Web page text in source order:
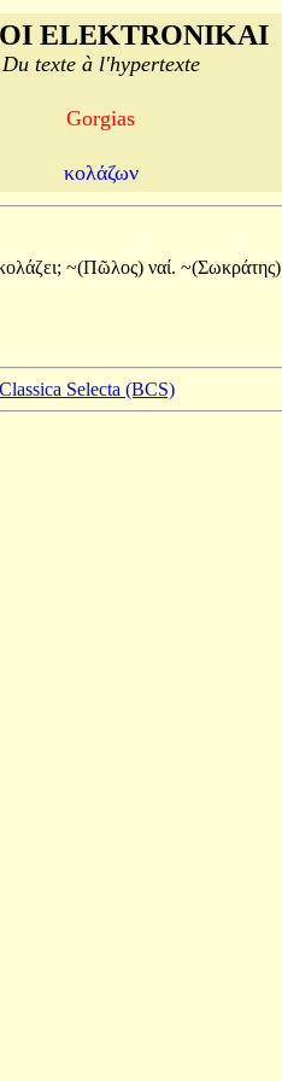
ELEKTRONIKAI
Du texte à l'hypertexte
Gorgias
κολάζων
~(Πῶλος) ναί. ~(Σωκράτης)
Selecta (BCS)